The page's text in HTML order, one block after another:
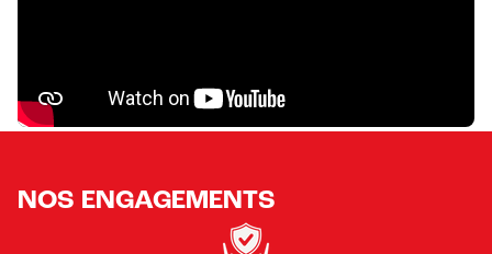
NOS ENGAGEMENTS